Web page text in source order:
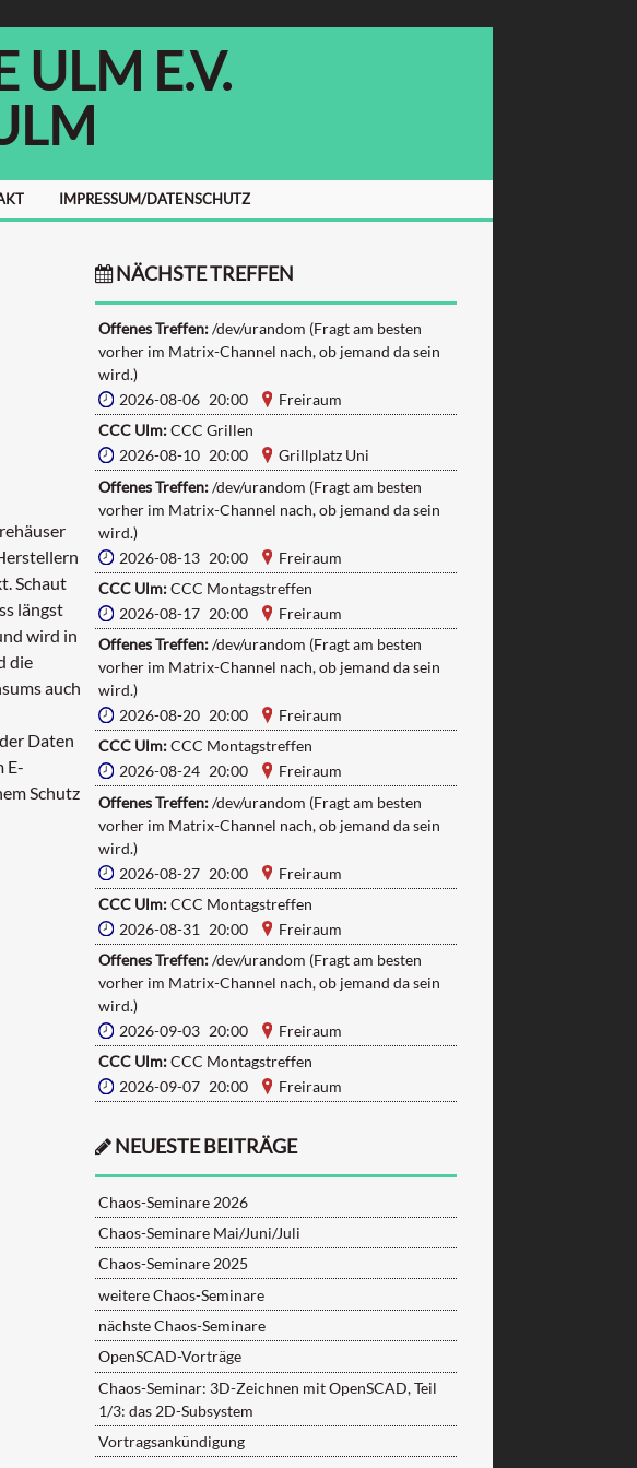
ULM E.V.
IMPRESSUM/DATENSCHUTZ
Schaut
längst
wird in
die
auch
Daten
E-
Schutz
NÄCHSTE TREFFEN
Offenes Treffen:/dev/urandom (Fragt am besten
vorher im Matrix-Channel nach, ob jemand da sein
wird.)
2026-08-06 20:00
Freiraum
CCC Ulm:CCC Grillen
2026-08-10 20:00
Grillplatz Uni
Offenes Treffen:/dev/urandom (Fragt am besten
vorher im Matrix-Channel nach, ob jemand da sein
wird.)
2026-08-13 20:00
Freiraum
CCC Ulm:CCC Montagstreffen
2026-08-17 20:00
Freiraum
Offenes Treffen:/dev/urandom (Fragt am besten
vorher im Matrix-Channel nach, ob jemand da sein
wird.)
2026-08-20 20:00
Freiraum
CCC Ulm:CCC Montagstreffen
2026-08-24 20:00
Freiraum
Offenes Treffen:/dev/urandom (Fragt am besten
vorher im Matrix-Channel nach, ob jemand da sein
wird.)
2026-08-27 20:00
Freiraum
CCC Ulm:CCC Montagstreffen
2026-08-31 20:00
Freiraum
Offenes Treffen:/dev/urandom (Fragt am besten
vorher im Matrix-Channel nach, ob jemand da sein
wird.)
2026-09-03 20:00
Freiraum
CCC Ulm:CCC Montagstreffen
2026-09-07 20:00
Freiraum
NEUESTE BEITRÄGE
Chaos-Seminare 2026
Chaos-Seminare Mai/Juni/Juli
Chaos-Seminare 2025
weitere Chaos-Seminare
nächste Chaos-Seminare
OpenSCAD-Vorträge
Chaos-Seminar: 3D-Zeichnen mit OpenSCAD, Teil
1/3: das 2D-Subsystem
Vortragsankündigung